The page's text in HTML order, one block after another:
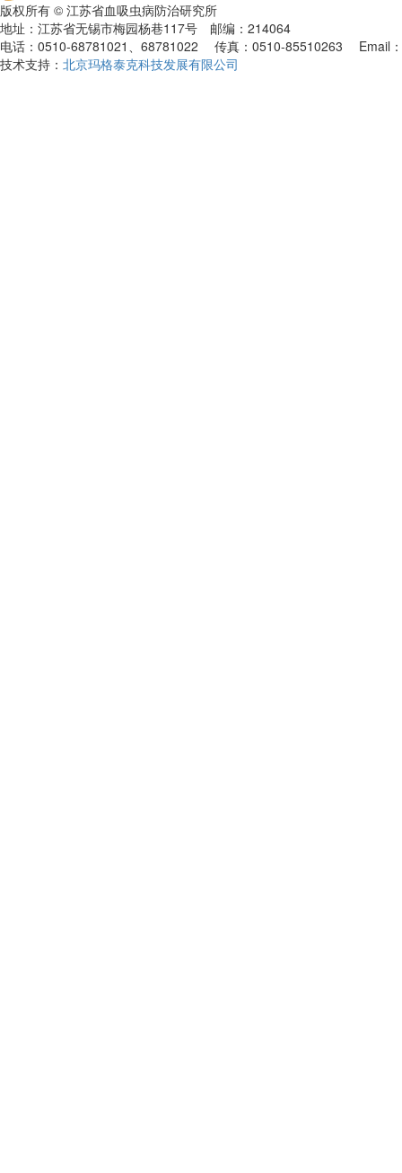
版权所有 © 江苏省血吸虫病防治研究所
地址：江苏省无锡市梅园杨巷117号 邮编：214064
电话：0510-68781021、68781022 传真：0510-85510263 Email
技术支持： 北京玛格泰克科技发展有限公司